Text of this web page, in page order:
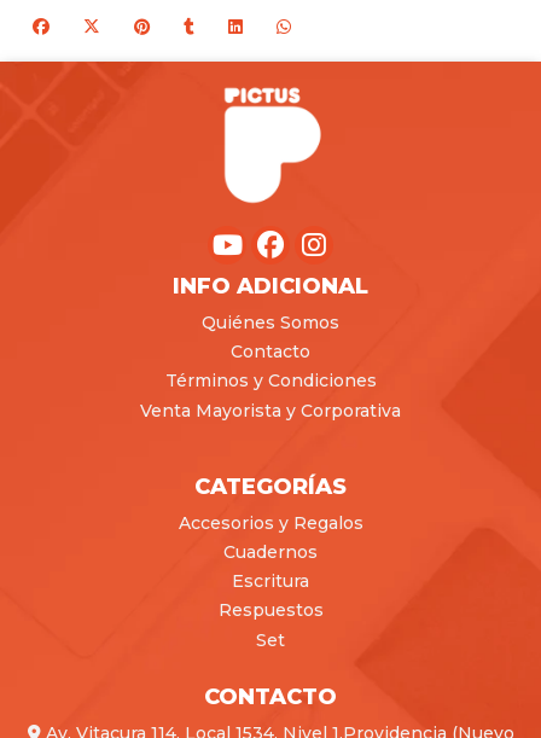
INFO ADICIONAL
Quiénes Somos
Contacto
Términos y Condiciones
Venta Mayorista y Corporativa
CATEGORÍAS
Accesorios y Regalos
Cuadernos
Escritura
Respuestos
Set
CONTACTO
Av. Vitacura 114, Local 1534, Nivel 1,Providencia (Nuevo